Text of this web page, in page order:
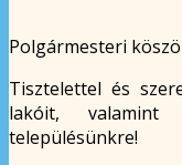
Polgármesteri
Tisztelettel és
lakóit, valamint
településünkre!